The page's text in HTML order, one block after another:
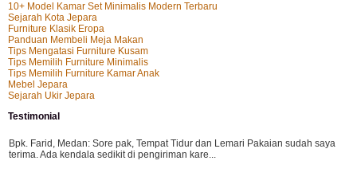
10+ Model Kamar Set Minimalis Modern Terbaru
Sejarah Kota Jepara
Furniture Klasik Eropa
Panduan Membeli Meja Makan
Tips Mengatasi Furniture Kusam
Tips Memilih Furniture Minimalis
Tips Memilih Furniture Kamar Anak
Mebel Jepara
Sejarah Ukir Jepara
Testimonial
Bpk. Farid, Medan: Sore pak, Tempat Tidur dan Lemari Pakaian sudah saya
terima. Ada kendala sedikit di pengiriman kare...